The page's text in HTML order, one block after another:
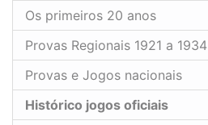
Os primeiros 20 anos
Provas Regionais 1921 a 1934
Provas e Jogos nacionais
Histórico jogos oficiais